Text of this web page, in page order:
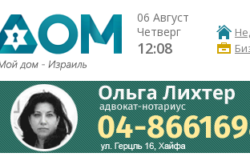
06 Август
Четверг
12:08